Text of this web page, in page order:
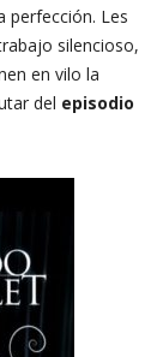
perfección. Les
silencioso,
en vilo la
del episodio